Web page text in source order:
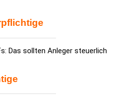
Das sollten Anleger steu­er­lich